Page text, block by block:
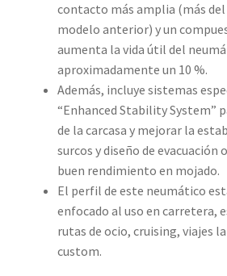
contacto más amplia (más
modelo anterior) y un
aumenta la vida útil del
aproximadamente un 10 %.
Además, incluye sistemas
“Enhanced Stability System”
de la carcasa y mejorar la
surcos y diseño de
buen rendimiento en mojado.
El perfil de este neumático
enfocado al uso en carretera,
rutas de ocio, cruising, viajes
custom.